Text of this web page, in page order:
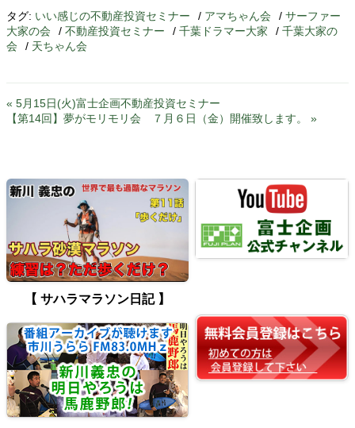
タグ: いい感じの不動産投資セミナー / アマちゃん会 / サーファー
大家の会
/ 不動産投資セミナー / 千葉ドラマー大家 / 千葉大家の
会
/ 天ちゃん会
« 5月15日(火)富士企画不動産投資セミナー
【第14回】夢がモリモリ会 ７月６日（金）開催致します。 »
【 サハラマラソン日記 】